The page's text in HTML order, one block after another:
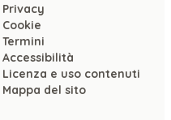
Privacy
Cookie
Termini
Accessibilità
Licenza e uso contenuti
Mappa del sito